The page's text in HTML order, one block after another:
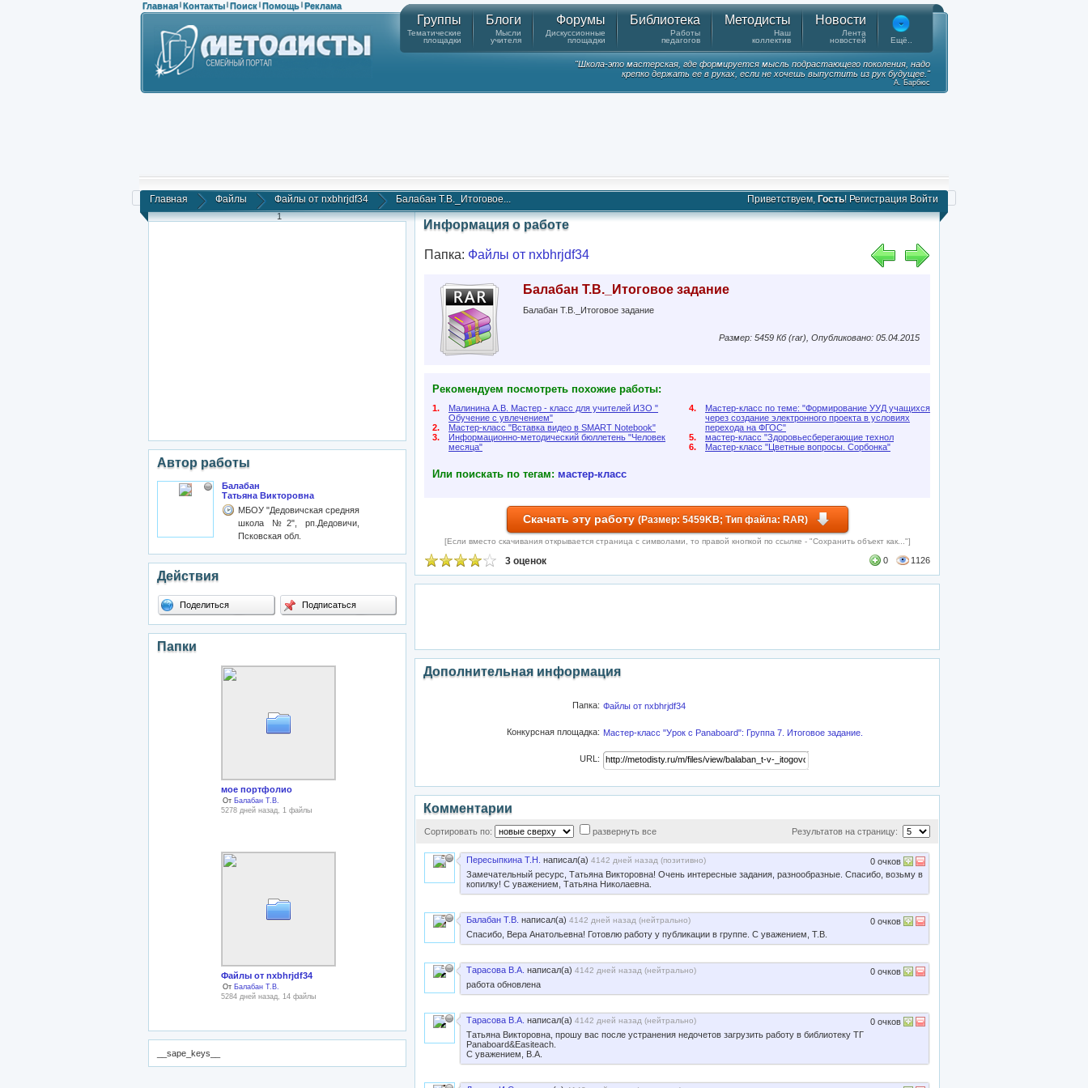
Главная | Контакты | Поиск | Помощь | Реклама
Группы
Тематические
площадки
Блоги
Мысли
учителя
Форумы
Дискуссионные
площадки
Библиотека
Работы
педагогов
Методисты
Наш
коллектив
Новости
Лента
новостей
Ещё..
"Школа-это мастерская, где формируется мысль подрастающего поколения, надо
крепко держать ее в руках, если не хочешь выпустить из рук будущее."
А. Барбюс
Главная Файлы Файлы от nxbhrjdf34 Балабан Т.В._Итоговое... Приветствуем, Гость! Регистрация Войти
1
Автор работы
Балабан
Татьяна Викторовна
МБОУ "Дедовичская средняя
школа №2", рп.Дедовичи,
Псковская обл.
Действия
Поделиться Подписаться
Папки
мое портфолио
От Балабан Т.В.
5278 дней назад, 1 файлы
Файлы от nxbhrjdf34
От Балабан Т.В.
5284 дней назад, 14 файлы
__sape_keys__
Информация о работе
Папка: Файлы от nxbhrjdf34
Балабан Т.В._Итоговое задание
Балабан Т.В._Итоговое задание
Размер: 5459 Кб (rar), Опубликовано: 05.04.2015
Рекомендуем посмотреть похожие работы:
1.
Малинина А.В. Мастер - класс для учителей ИЗО "
Обучение с увлечением"
2.
Мастер-класс "Вставка видео в SMART Notebook"
3.
Информационно-методический бюллетень "Человек
месяца"
4.
Мастер-класс по теме: "Формирование УУД учащихся
через создание электронного проекта в условиях
перехода на ФГОС"
5.
мастер-класс "Здоровьесберегающие технол
6.
Мастер-класс "Цветные вопросы. Сорбонка"
Или поискать по тегам: мастер-класс
Скачать эту работу (Размер: 5459KB; Тип файла: RAR)
[Если вместо скачивания открывается страница с символами, то правой кнопкой по ссылке - "Сохранить объект как..."]
3 оценок 0 1126
Дополнительная информация
Папка: Файлы от nxbhrjdf34
Конкурсная площадка: Мастер-класс "Урок с Panaboard": Группа 7. Итоговое задание.
URL:
Комментарии
Сортировать по: развернуть все Результатов на страницу:
Пересыпкина Т.Н. написал(а) 4142 дней назад (позитивно)
Замечательный ресурс, Татьяна Викторовна! Очень интересные задания, разнообразные. Спасибо, возьму в
копилку! С уважением, Татьяна Николаевна.
0 очков
Балабан Т.В. написал(а) 4142 дней назад (нейтрально)
Спасибо, Вера Анатольевна! Готовлю работу у публикации в группе. С уважением, Т.В.
0 очков
Тарасова В.А. написал(а) 4142 дней назад (нейтрально)
работа обновлена
0 очков
Тарасова В.А. написал(а) 4142 дней назад (нейтрально)
Татьяна Викторовна, прошу вас после устранения недочетов загрузить работу в библиотеку ТГ
Panaboard&Easiteach.
С уважением, В.А.
0 очков